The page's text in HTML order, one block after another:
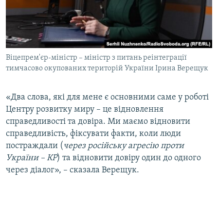
Віцепрем'єр-міністр – міністр з питань реінтеграції
тимчасово окупованих територій України Ірина Верещук
«Два слова, які для мене є основними саме у роботі
Центру розвитку миру – це відновлення
справедливості та довіра. Ми маємо відновити
справедливість, фіксувати факти, коли люди
постраждали ( через російську агресію проти
України – КР) та відновити довіру один до одного
через діалог», – сказала Верещук.